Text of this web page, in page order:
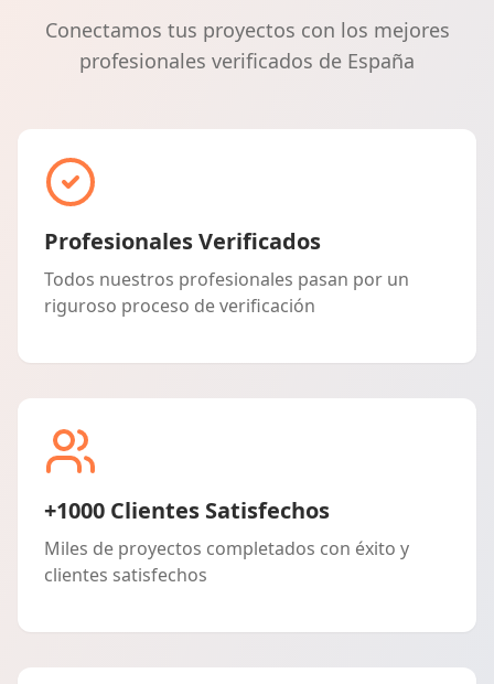
Conectamos tus proyectos con los mejores
profesionales verificados de España
Profesionales Verificados
Todos nuestros profesionales pasan por un
riguroso proceso de verificación
+1000 Clientes Satisfechos
Miles de proyectos completados con éxito y
clientes satisfechos